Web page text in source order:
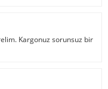
Kargonuz sorunsuz bir